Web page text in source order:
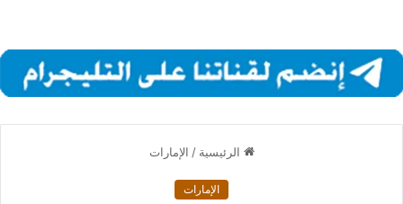
الرئيسية / الإمارات
الإمارات